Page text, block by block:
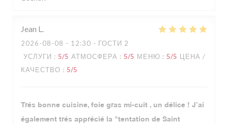
Jean L
2026-08-08 - 12:30 - ГОСТИ 2
УСЛУГИ : 5/5 АТМОСФЕРА : 5/5 МЕНЮ : 5/5 ЦЕНА /
КАЧЕСТВО : 5/5
Trés bonne cuisine, foie gras mi-cuit , un délice ! J’ai
également trés apprécié la "tentation de Saint